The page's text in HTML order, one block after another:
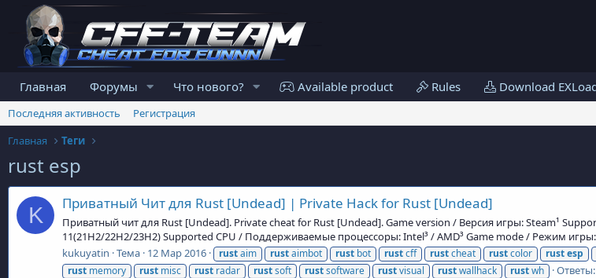
Главная Форумы Что нового? Available product Rules Download
Последняя активность
Регистрация
Главная
Теги
rust esp
K Приватный Чит для Rust [Undead] | Private Hack for Rust [Undead]
Приватный чит для Rust [Undead]. Private cheat for Rust [Undead]. Game version / Версия игры: Steam¹
11(21H2/22H2/23H2) Supported CPU / Поддерживаемые процессоры: Intel³ / AMD³ Game mode / Режим
kukuyatin Тема 12 Мар 2016 rustaim rustaimbot rust bot rustcff rustcheat rustcolor rustesp
rust memory rust misc rust radar rustsoft rustsoftware rustvisual rustwallhack rustwh